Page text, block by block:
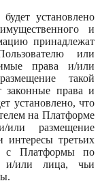
установлено
и
принадлежат
или
права и/или
такой
права и
установлено, что
на Платформе
размещение
третьих
с Платформы по
и/или лица, чьи